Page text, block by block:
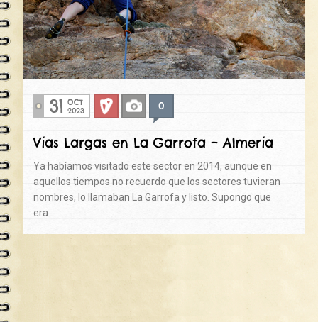
Deportiva
Fotos
31 OCT
2023 0
Vías Largas en La Garrofa – Almería
Ya habíamos visitado este sector en 2014, aunque en
aquellos tiempos no recuerdo que los sectores tuvieran
nombres, lo llamaban La Garrofa y listo. Supongo que
era…